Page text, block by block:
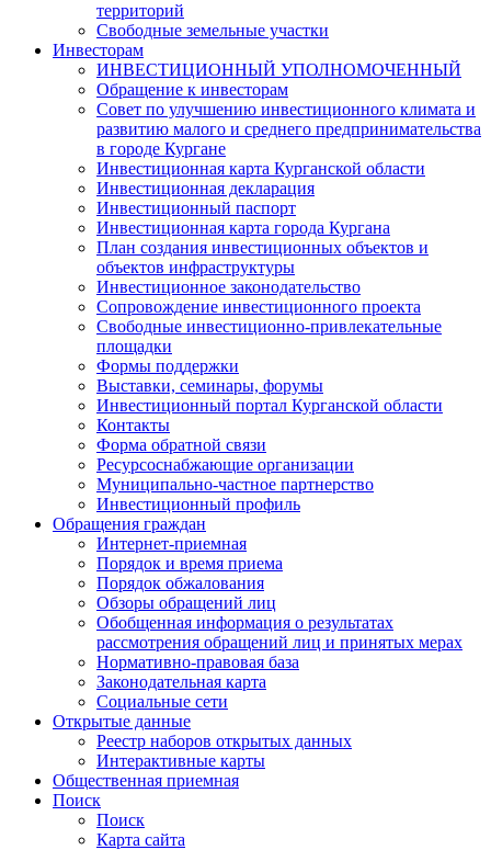
территорий
Свободные земельные участки
Инвесторам
ИНВЕСТИЦИОННЫЙ УПОЛНОМОЧЕННЫЙ
Обращение к инвесторам
Совет по улучшению инвестиционного климата и
развитию малого и среднего предпринимательства
в городе Кургане
Инвестиционная карта Курганской области
Инвестиционная декларация
Инвестиционный паспорт
Инвестиционная карта города Кургана
План создания инвестиционных объектов и
объектов инфраструктуры
Инвестиционное законодательство
Сопровождение инвестиционного проекта
Свободные инвестиционно-привлекательные
площадки
Формы поддержки
Выставки, семинары, форумы
Инвестиционный портал Курганской области
Контакты
Форма обратной связи
Ресурсоснабжающие организации
Муниципально-частное партнерство
Инвестиционный профиль
Обращения граждан
Интернет-приемная
Порядок и время приема
Порядок обжалования
Обзоры обращений лиц
Обобщенная информация о результатах
рассмотрения обращений лиц и принятых мерах
Нормативно-правовая база
Законодательная карта
Социальные сети
Открытые данные
Реестр наборов открытых данных
Интерактивные карты
Общественная приемная
Поиск
Поиск
Карта сайта